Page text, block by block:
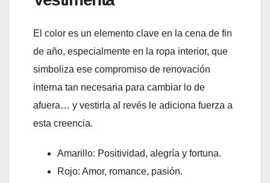
El color es un elemento clave en la cena de fin
de año, especialmente en la ropa interior, que
simboliza ese compromiso de renovación
interna tan necesaria para cambiar lo de
afuera… y vestirla al revés le adiciona fuerza a
esta creencia.
Amarillo: Positividad, alegría y fortuna.
Rojo: Amor, romance, pasión.